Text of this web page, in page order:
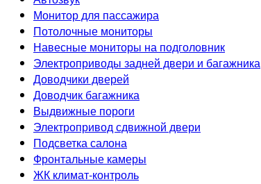
Монитор для пассажира
Потолочные мониторы
Навесные мониторы на подголовник
Электроприводы задней двери и багажника
Доводчики дверей
Доводчик багажника
Выдвижные пороги
Электропривод сдвижной двери
Подсветка салона
Фронтальные камеры
ЖК климат-контроль